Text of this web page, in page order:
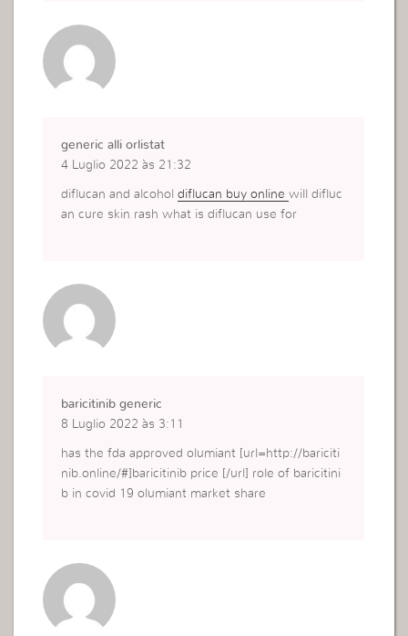
generic alli orlistat
4 Luglio 2022 às 21:32
diflucan and alcoholdiflucan buy onlinewill difluc
an cure skin rash what is diflucan use for
baricitinib generic
8 Luglio 2022 às 3:11
has the fda approved olumiant [url=http://bariciti
nib.online/#]baricitinib price [/url] role of baricitini
b in covid 19 olumiant market share